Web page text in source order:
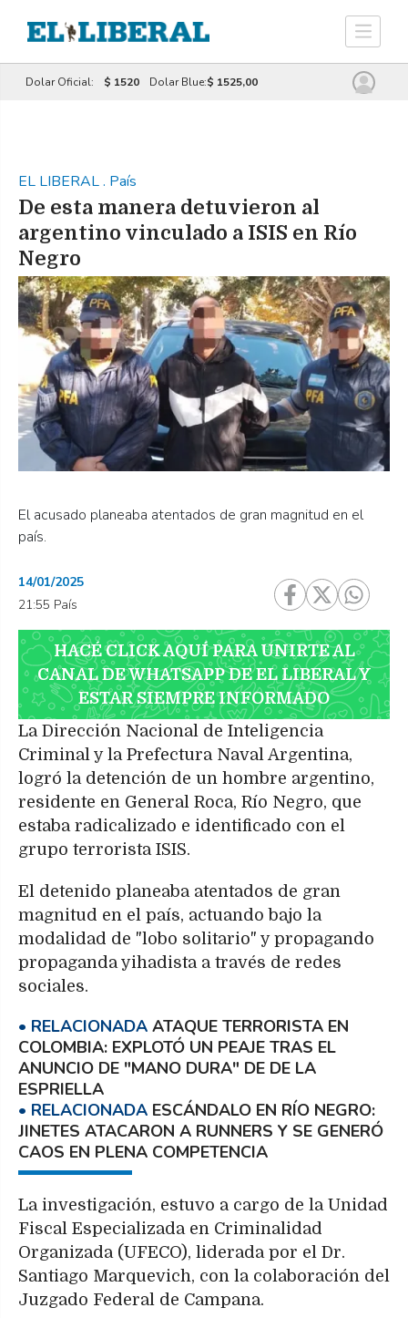
Dolar Oficial: $ 1520 Dolar Blue:$ 1525,00
EL LIBERAL. País
De esta manera detuvieron al
argentino vinculado a ISIS en Río
Negro
El acusado planeaba atentados de gran magnitud en el
país.
14/01/2025
21:55 País
HACÉ CLICK AQUÍ PARA UNIRTE AL
CANAL DE WHATSAPP DE EL LIBERAL Y
ESTAR SIEMPRE INFORMADO
La Dirección Nacional de Inteligencia
Criminal y la Prefectura Naval Argentina,
logró la detención de un hombre argentino,
residente en General Roca, Río Negro, que
estaba radicalizado e identificado con el
grupo terrorista ISIS.
El detenido planeaba atentados de gran
magnitud en el país, actuando bajo la
modalidad de "lobo solitario" y propagando
propaganda yihadista a través de redes
sociales.
ATAQUE TERRORISTA EN
COLOMBIA: EXPLOTÓ UN PEAJE TRAS EL
ANUNCIO DE "MANO DURA" DE DE LA
ESPRIELLA
ESCÁNDALO EN RÍO NEGRO:
JINETES ATACARON A RUNNERS Y SE GENERÓ
CAOS EN PLENA COMPETENCIA
La investigación, estuvo a cargo de la Unidad
Fiscal Especializada en Criminalidad
Organizada (UFECO), liderada por el Dr.
Santiago Marquevich, con la colaboración del
Juzgado Federal de Campana.